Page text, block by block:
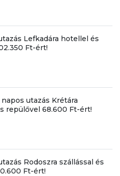
Lefkadára hotellel és
Ft-ért!
utazás Krétára
repülővel 68.600 Ft-ért!
Rodoszra szállással és
Ft-ért!